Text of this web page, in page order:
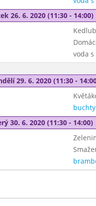
26. 6. 2020 (11:30 - 14:00)
voda
29. 6. 2020 (11:30 -
30. 6. 2020 (11:30 - 14:00)